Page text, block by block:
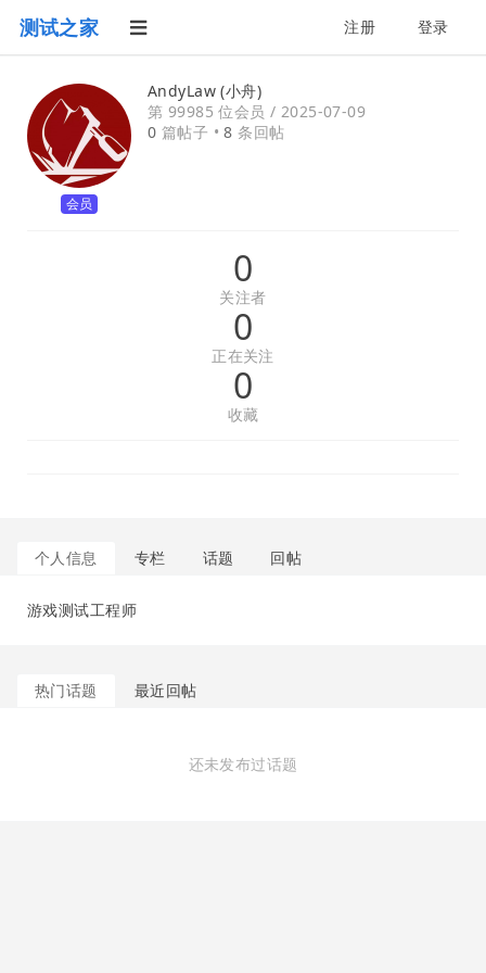
测试之家 注册 登录
会员
AndyLaw (小舟)
第 99985 位会员 / 2025-07-09
0 篇帖子 •8 条回帖
0
关注者
0
正在关注
0
收藏
个人信息 专栏 话题 回帖
游戏测试工程师
热门话题 最近回帖
还未发布过话题